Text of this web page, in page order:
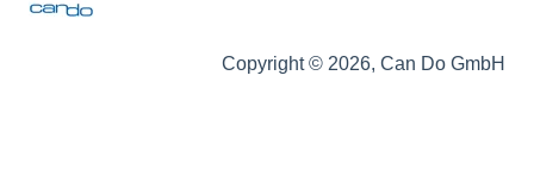
Copyright © 2026, Can Do GmbH